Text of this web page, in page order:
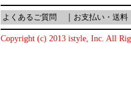
よくあるご質問 お支払い・送料
Copyright (c) 2013 istyle, Inc. All